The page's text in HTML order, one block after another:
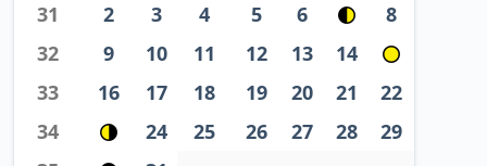
31
2 3 4 5 6
8
32
9 10 11 12 13
14
33
16 17 18 19 20 21
22
34
24 25 26 27 28
29